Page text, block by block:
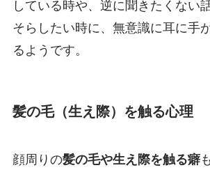
している時や、逆に聞きたくない
そらしたい時に、無意識に耳に手
るようです。
髪の毛（生え際）を触る心理
顔周りの髪の毛や生え際を触る癖